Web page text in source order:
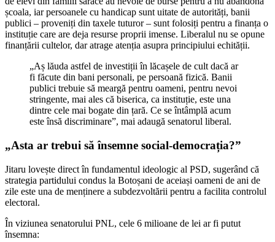
școala, iar persoanele cu handicap sunt uitate de autorități, banii
publici – proveniți din taxele tuturor – sunt folosiți pentru a finanța o
instituție care are deja resurse proprii imense. Liberalul nu se opune
finanțării cultelor, dar atrage atenția asupra principiului echității.
„Aș lăuda astfel de investiții în lăcașele de cult dacă ar
fi făcute din bani personali, pe persoană fizică. Banii
publici trebuie să meargă pentru oameni, pentru nevoi
stringente, mai ales că biserica, ca instituție, este una
dintre cele mai bogate din țară. Ce se întâmplă acum
este însă discriminare”, mai adaugă senatorul liberal.
„Asta ar trebui să însemne social-democrația?”
Jitaru lovește direct în fundamentul ideologic al PSD, sugerând că
strategia partidului condus la Botoșani de aceiași oameni de ani de
zile este una de menținere a subdezvoltării pentru a facilita controlul
electoral.
În viziunea senatorului PNL, cele 6 milioane de lei ar fi putut
însemna: